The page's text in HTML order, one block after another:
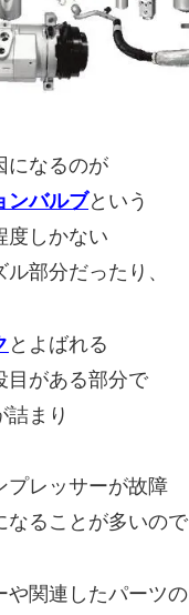
になるのが
ンバルブという
度しかない
部分だったり、
とよばれる
目がある部分で
詰まり
レッサーが故障
なることが多いので
や関連したパーツの